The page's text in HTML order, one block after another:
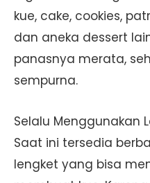
kue, cake, cookies,
dan aneka dessert
panasnya merata,
sempurna.
Selalu Menggunakan
Saat ini tersedia
lengket yang bisa